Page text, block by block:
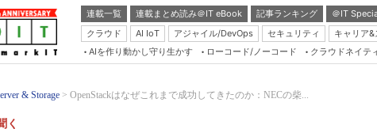
連載一覧 連載まとめ読み＠IT eBook 記事ランキング ＠IT
クラウド
AI IoT アジャイル/DevOps セキュリティ キャリア
AIを作り動かし守り生かす ローコード/ノーコード クラウドネイテ
& Storage OpenStackはなぜこれまで成功してきたのか：NECの柴...
く